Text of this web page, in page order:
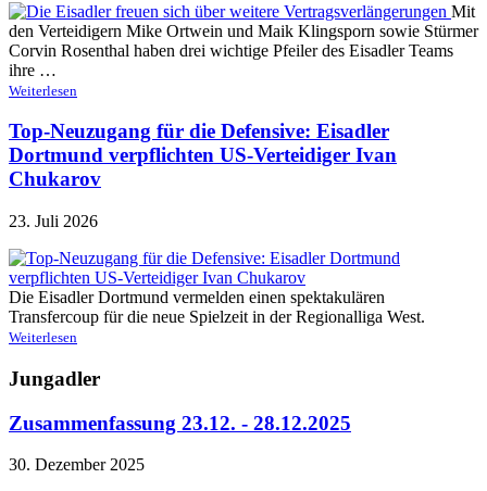
Mit
den Verteidigern Mike Ortwein und Maik Klingsporn sowie Stürmer
Corvin Rosenthal haben drei wichtige Pfeiler des Eisadler Teams
ihre …
Weiterlesen
Top-Neuzugang für die Defensive: Eisadler
Dortmund verpflichten US-Verteidiger Ivan
Chukarov
23. Juli 2026
Die Eisadler Dortmund vermelden einen spektakulären
Transfercoup für die neue Spielzeit in der Regionalliga West.
Weiterlesen
Jungadler
Zusammenfassung 23.12. - 28.12.2025
30. Dezember 2025